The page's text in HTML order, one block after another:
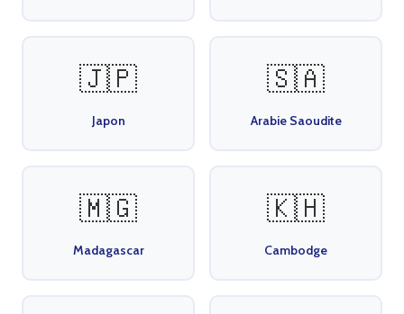
🇯🇵
Japon
🇸🇦
Arabie Saoudite
🇲🇬
Madagascar
🇰🇭
Cambodge